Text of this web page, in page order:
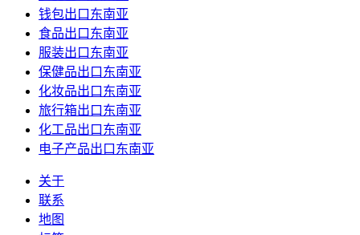
钱包出口东南亚
食品出口东南亚
服装出口东南亚
保健品出口东南亚
化妆品出口东南亚
旅行箱出口东南亚
化工品出口东南亚
电子产品出口东南亚
关于
联系
地图